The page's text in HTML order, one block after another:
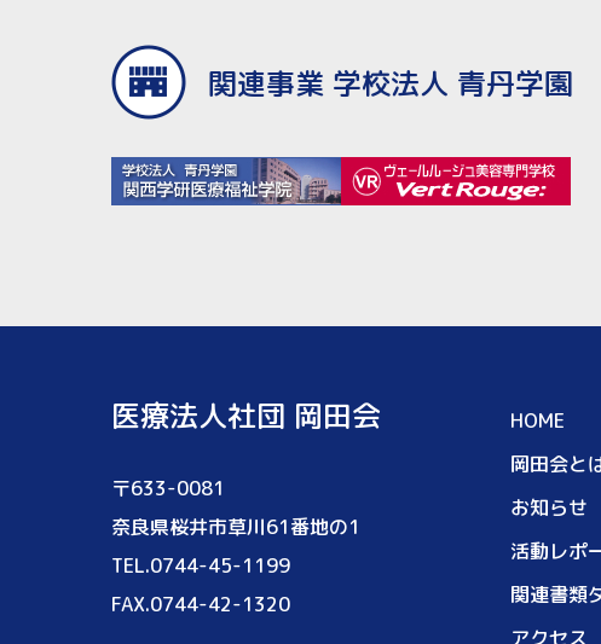
関連事業 学校法人 青丹学園
医療法人社団 岡田会
〒633-0081
奈良県桜井市草川61番地の1
TEL.0744-45-1199
FAX.0744-42-1320
HOME
岡田会と
お知らせ
活動レポ
関連書類
アクセス